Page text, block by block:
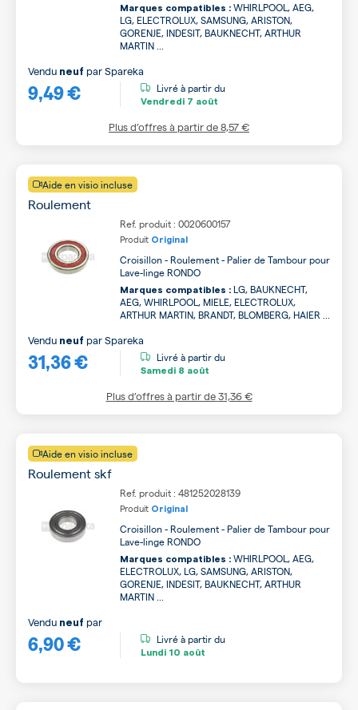
Marques compatibles : WHIRLPOOL, AEG,
LG, ELECTROLUX, SAMSUNG, ARISTON,
GORENJE, INDESIT, BAUKNECHT, ARTHUR
MARTIN ...
9,49 €
Vendu neuf parSpareka
Livré à partir du
Vendredi 7 août
Plus d’offres à partir de8,57 €
Aide en visio incluse
Roulement
Ref. produit : 0020600157
Produit Original
Croisillon - Roulement - Palier de Tambour pour
Lave-linge RONDO
Marques compatibles : LG, BAUKNECHT,
AEG, WHIRLPOOL, MIELE, ELECTROLUX,
ARTHUR MARTIN, BRANDT, BLOMBERG, HAIER ...
31,36 €
Vendu neuf parSpareka
Livré à partir du
Samedi 8 août
Plus d’offres à partir de31,36 €
Aide en visio incluse
Roulement skf
Ref. produit : 481252028139
Produit Original
Croisillon - Roulement - Palier de Tambour pour
Lave-linge RONDO
Marques compatibles : WHIRLPOOL, AEG,
ELECTROLUX, LG, SAMSUNG, ARISTON,
GORENJE, INDESIT, BAUKNECHT, ARTHUR
MARTIN ...
6,90 €
Vendu neuf par
Livré à partir du
Lundi 10 août